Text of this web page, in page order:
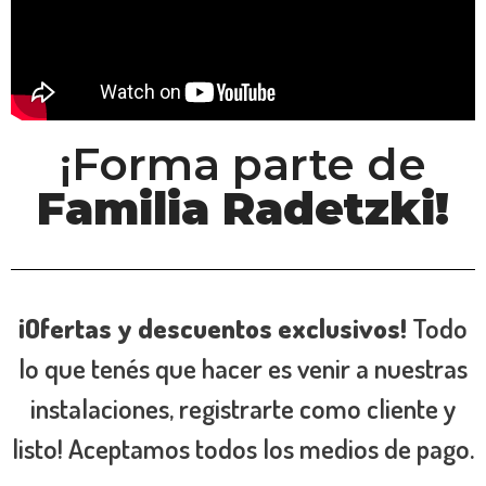
¡Forma parte de
Familia Radetzki!
¡Ofertas y descuentos exclusivos! Todo
lo que tenés que hacer es venir a nuestras
instalaciones, registrarte como cliente y
listo! Aceptamos todos los medios de pago.